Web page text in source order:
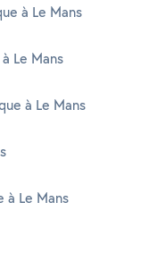
à Le Mans
Le Mans
à Le Mans
à Le Mans